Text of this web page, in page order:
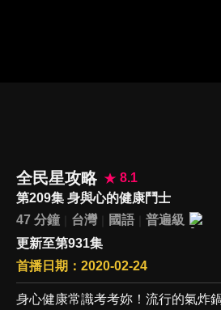
全民星攻略
8.1
第209集 身與心的健康鬥士
47 分鐘
台灣 國語
普遍級
更新至第931集
首播日期：2020-02-24
身心健康常識考考妳！流行的氣炸